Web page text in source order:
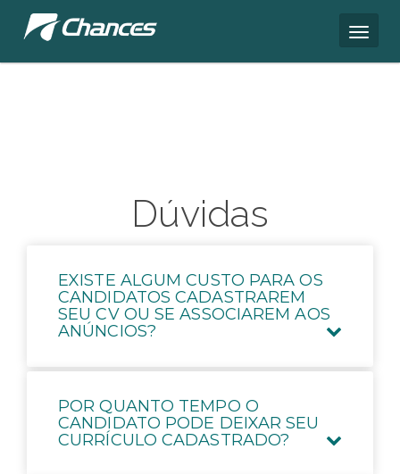
Dúvidas
EXISTE ALGUM CUSTO PARA OS
CANDIDATOS CADASTRAREM
SEU CV OU SE ASSOCIAREM AOS
ANÚNCIOS?
POR QUANTO TEMPO O
CANDIDATO PODE DEIXAR SEU
CURRÍCULO CADASTRADO?